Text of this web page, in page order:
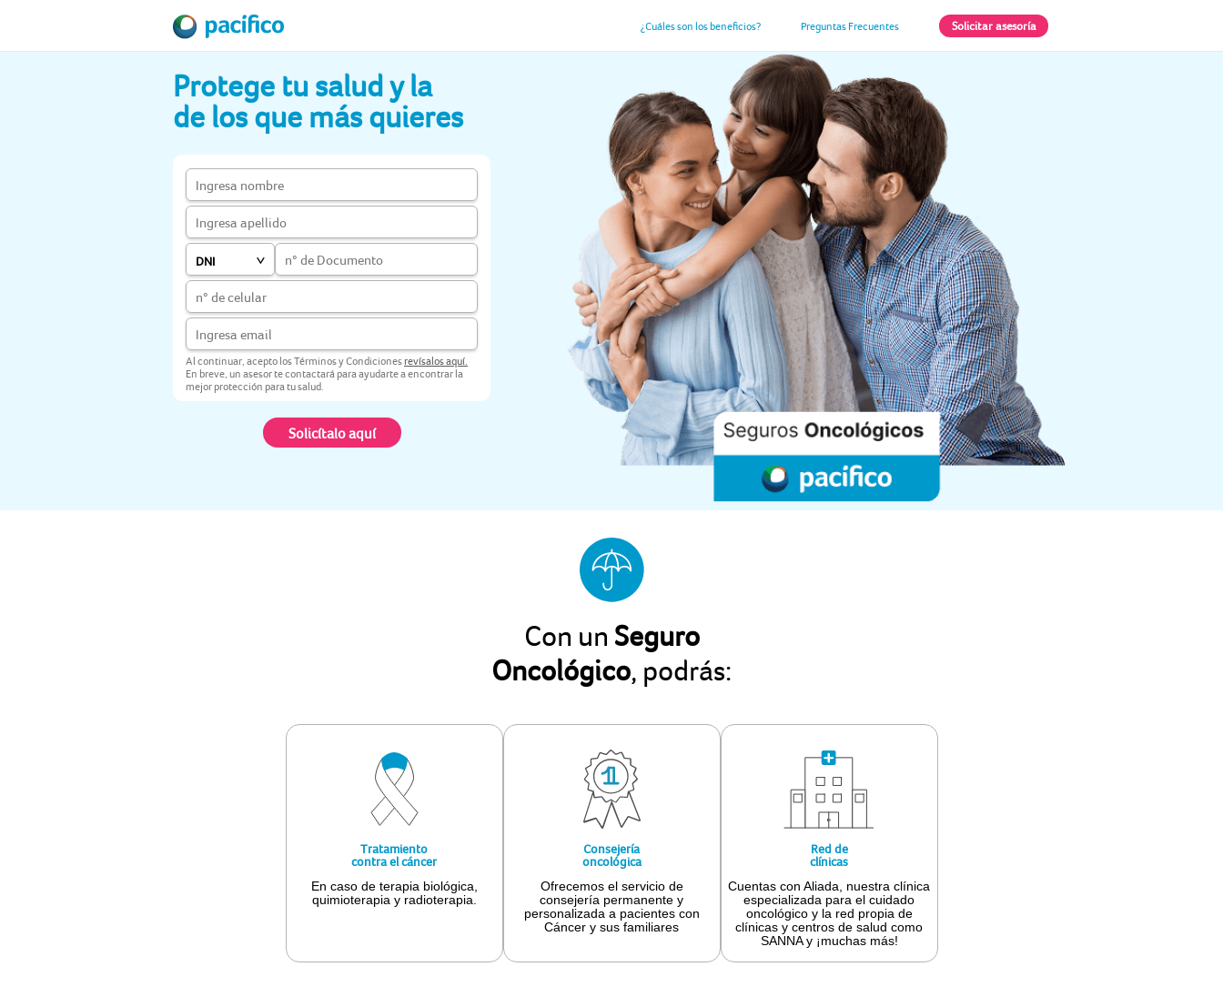
¿Cuáles son los beneficios? Preguntas Frecuentes Solicitar asesoría
Protege tu salud y la
de los que más quieres
DNI
Al continuar, acepto los Términos y Condiciones revísalos aquí.
En breve, un asesor te contactará para ayudarte a encontrar la
mejor protección para tu salud.
Con un Seguro
Oncológico, podrás:
Tratamiento
contra el cáncer
En caso de terapia biológica,
quimioterapia y radioterapia.
Consejería
oncológica
Ofrecemos el servicio de
consejería permanente y
personalizada a pacientes con
Cáncer y sus familiares
Red de
clínicas
Cuentas con Aliada, nuestra clínica
especializada para el cuidado
oncológico y la red propia de
clínicas y centros de salud como
SANNA y ¡muchas más!